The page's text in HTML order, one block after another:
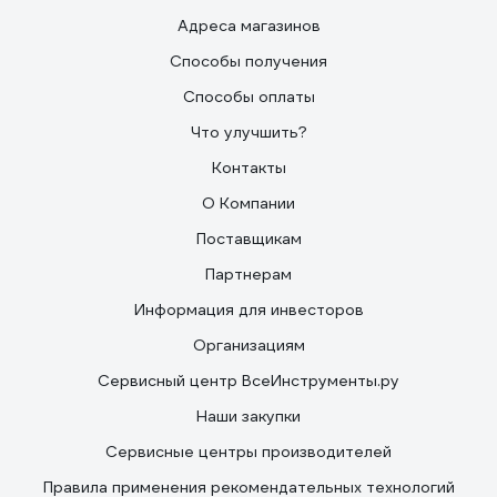
Адреса магазинов
Способы получения
Способы оплаты
Что улучшить?
Контакты
О Компании
Поставщикам
Партнерам
Информация для инвесторов
Организациям
Сервисный центр ВсеИнструменты.ру
Наши закупки
Сервисные центры производителей
Правила применения рекомендательных технологий